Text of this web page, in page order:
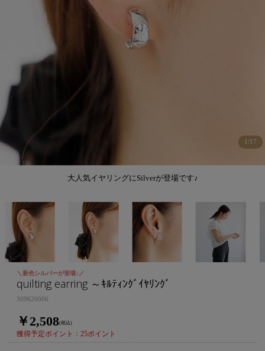
大人気イヤリングにSilverが登場です♪
1/17
＼新色シルバーが登場♪／
quilting earring ～ｷﾙﾃｨﾝｸﾞｲﾔﾘﾝｸﾞ
309620006
￥2,508(税込)
獲得予定ポイント：25ポイント